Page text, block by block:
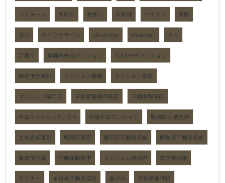
リフォーム 間取り 色使い お客様 サイクル 健康
遊び ライフデザイン life-design lifedesign 大人
戸建て 静岡市中古マンション 3LDK中古マンション
静岡市分譲地 マンション静岡 マンション葵区
マンション駿河区 不動産静岡市葵区 不動産駿河区
中古マンション3ＬＤＫ 中島中古マンション 駿河区土地売却
土地売却査定 駿河区賃貸 駿河区不動産売却 藤枝市不動産売却
藤枝市分譲 不動産藤枝市 マンション藤枝市 空き家対策
セミナー 全日本不動産協会 選び方 不動産取得税